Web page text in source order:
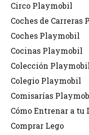
Circo Playmobil
Coches de Carreras
Coches Playmobil
Cocinas Playmobil
Colección
Colegio Playmobil
Comisarías
Cómo Entrenar a
Comprar Lego